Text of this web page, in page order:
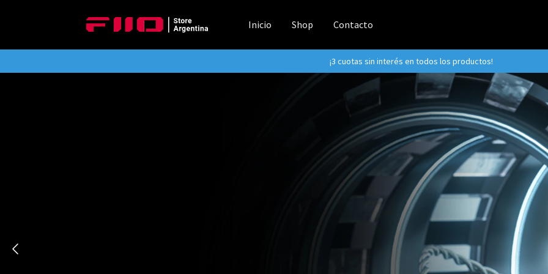
Inicio Shop Contacto
¡3 cuotas sin interés en todos los productos!